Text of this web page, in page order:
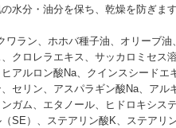
水分・油分を保ち、乾燥を防ぎま
ワラン、ホホバ種子油、オリーブ
クロレラエキス、サッカロミセス
アルロン酸Na、クインスシード
セリン、アスパラギン酸Na、ア
ガム、エタノール、ヒドロキシス
SE）、ステアリン酸K、ステアリ